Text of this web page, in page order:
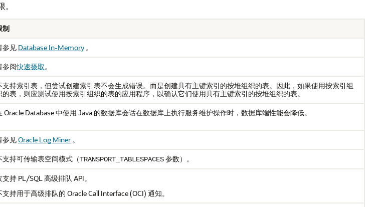
制
参见 Database In-Memory 。
参阅快速摄取。
支持索引表，但尝试创建索引表不会生成错误。而是创建具有主键索引的按堆组织的表。因此，如果使用按索引组
的表，则应测试使用按索引组织的表的应用程序，以确认它们使用具有主键索引的按堆组织的表。
Oracle Database 中使用 Java 的数据库会话在数据库上执行服务维护操作时，数据库端性能会降低。
参见Oracle Log Miner 。
支持可传输表空间模式（TRANSPORT_TABLESPACES参数）。
支持 PL/SQL 高级排队 API。
支持用于高级排队的 Oracle Call Interface (OCI) 通知。